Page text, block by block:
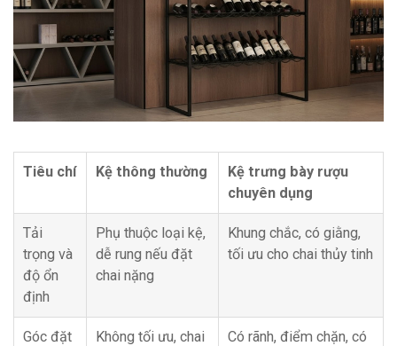
Tiêu chí Kệ thông thường
Kệ trưng bày rượu
chuyên dụng
Tải
trọng và
độ ổn
định
Phụ thuộc loại kệ,
dễ rung nếu đặt
chai nặng
Khung chắc, có giằng,
tối ưu cho chai thủy tinh
Góc đặt
Không tối ưu, chai
Có rãnh, điểm chặn, có